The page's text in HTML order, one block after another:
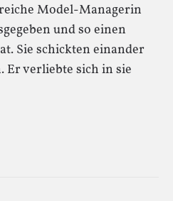
Model-Managerin
und so einen
Sie schickten einander
verliebte sich in sie